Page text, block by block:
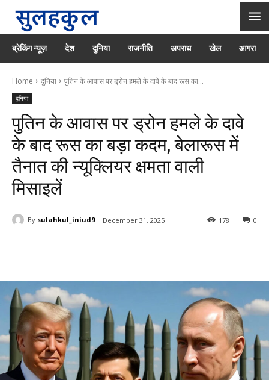
ब्रेकिंग न्यूज़ देश दुनिया राजनीति अपराध खेल आगरा
Home दुनिया पुतिन के आवास पर ड्रोन हमले के दावे के बाद रूस का...
दुनिया
पुतिन के आवास पर ड्रोन हमले के दावे
के बाद रूस का बड़ा कदम, बेलारूस में
तैनात की न्यूक्लियर क्षमता वाली
मिसाइलें
By sulahkul_iniud9 December 31, 2025 0
178